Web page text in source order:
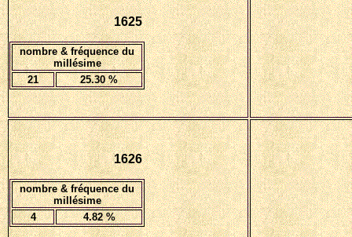
1625
nombre & fréquence du
millésime
21
25.30%
1626
nombre & fréquence du
millésime
4
4.82%